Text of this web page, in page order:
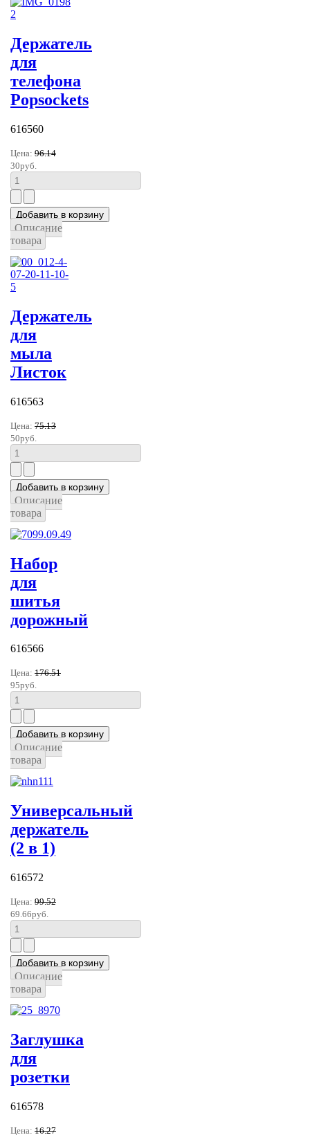
Держатель
для
телефона
Popsockets
616560
Цена: 96.14
30руб.
Описание
товара
Держатель
для
мыла
Листок
616563
Цена: 75.13
50руб.
Описание
товара
Набор
для
шитья
дорожный
616566
Цена: 176.51
95руб.
Описание
товара
Универсальный
держатель
(2 в 1)
616572
Цена: 99.52
69.66руб.
Описание
товара
Заглушка
для
розетки
616578
Цена: 16.27